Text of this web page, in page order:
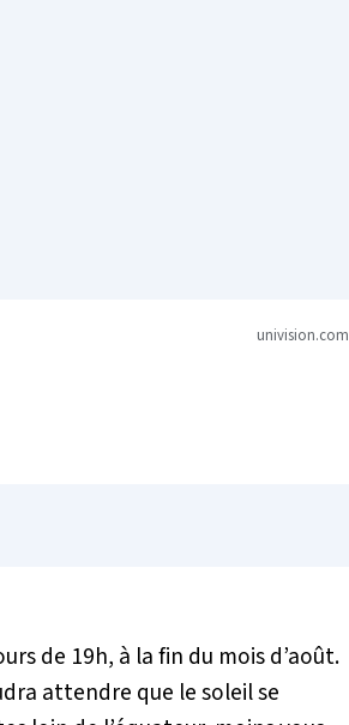
univision.com
de 19h, à la fin du mois d’août.
attendre que le soleil se